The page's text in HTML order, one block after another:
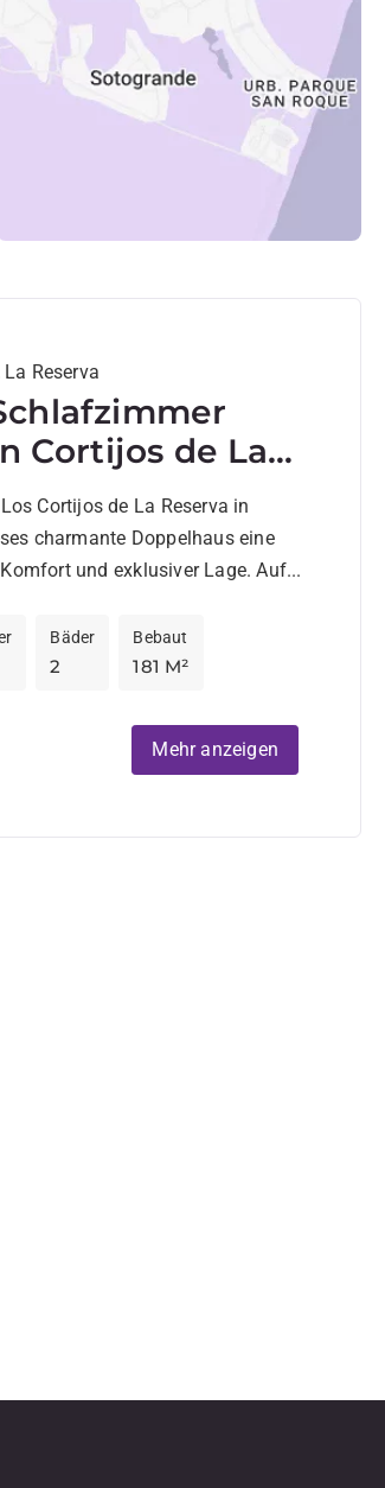
Reserva
Cortijos de La
Cortijos de La Reserva in
charmante Doppelhaus eine
und exklusiver Lage. Auf...
2
Bäder
181 M²
Bebaut
Mehr anzeigen